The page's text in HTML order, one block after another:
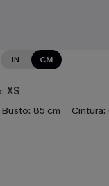
IN CM
XS
Busto: 85 cm Cintura: